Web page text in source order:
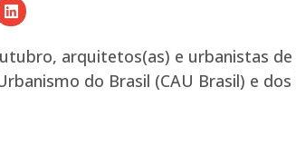
arquitetos(as) e urbanistas
do Brasil (CAU Brasil) e